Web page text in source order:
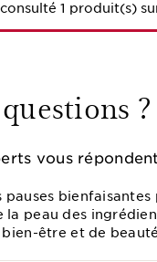
1 produit(s)
?
vous répondent
peau des
être et de